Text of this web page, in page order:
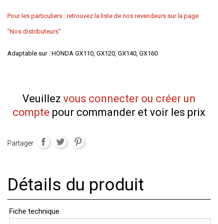
Pour les particuliers : retrouvez la liste de nos revendeurs sur la page
"Nos distributeurs"
Adaptable sur : HONDA GX110, GX120, GX140, GX160
Veuillez vous connecter ou créer un
compte pour commander et voir les prix
Partager
Détails du produit
Fiche technique